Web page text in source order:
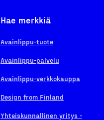
Hae merkkiä
Avainlippu-tuote
Avainlippu-palvelu
Avainlippu-verkkokauppa
Design from Finland
Yhteiskunnallinen yritys -